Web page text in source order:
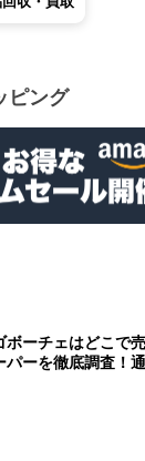
ピング
ボーチェはどこで
パーを徹底調査！